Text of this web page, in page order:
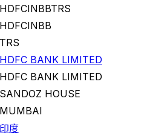
HDFCINBBTRS
HDFCINBB
TRS
HDFC BANK LIMITED
HDFC BANK LIMITED
SANDOZ HOUSE
MUMBAI
印度